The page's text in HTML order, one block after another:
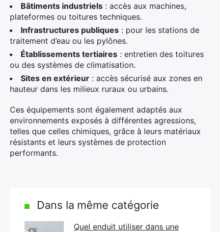
Bâtiments industriels : accès aux machines,
plateformes ou toitures techniques.
Infrastructures publiques : pour les stations de
traitement d’eau ou les pylônes.
Établissements tertiaires : entretien des toitures
ou des systèmes de climatisation.
Sites en extérieur : accès sécurisé aux zones en
hauteur dans les milieux ruraux ou urbains.
Ces équipements sont également adaptés aux
environnements exposés à différentes agressions,
telles que celles chimiques, grâce à leurs matériaux
résistants et leurs systèmes de protection
performants.
Dans la même catégorie
Quel enduit utiliser dans une